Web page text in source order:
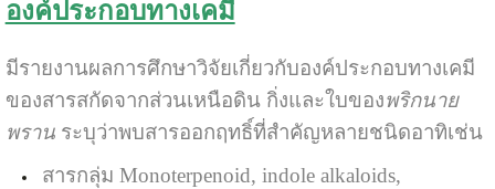
องค์ประกอบทางเคมี
มีรายงานผลการศึกษาวิจัยเกี่ยวกับองค์ประกอบทางเคมี
ของสารสกัดจากส่วนเหนือดิน กิ่งและใบของพริกนาย
พรานระบุว่าพบสารออกฤทธิ์ที่สำคัญหลายชนิดอาทิเช่น
สารกลุ่ม Monoterpenoid, indole alkaloids,